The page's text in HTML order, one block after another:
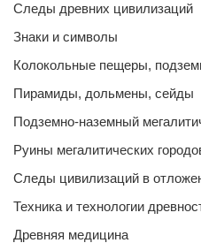
Следы древних цивилизаций
Знаки и символы
Колокольные пещеры,
Пирамиды, дольмены, сейды
Подземно-наземный
Руины мегалитических
Следы цивилизаций в
Техника и технологии
Древняя медицина